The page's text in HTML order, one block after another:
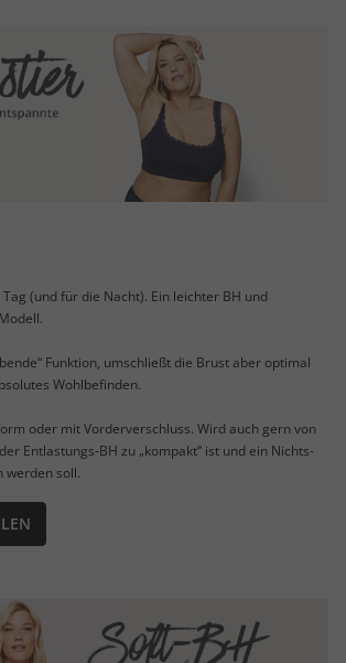
(und für die Nacht). Ein leichter BH und
Funktion, umschließt die Brust aber optimal
Wohlbefinden.
oder mit Vorderverschluss. Wird auch gern von
Entlastungs-BH zu „kompakt“ ist und ein Nichts-
werden soll.